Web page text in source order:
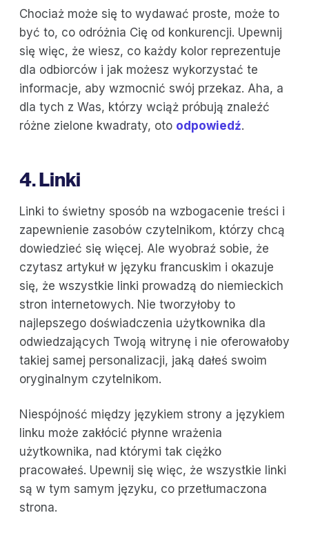
Chociaż może się to wydawać proste, może to
być to, co odróżnia Cię od konkurencji. Upewnij
się więc, że wiesz, co każdy kolor reprezentuje
dla odbiorców i jak możesz wykorzystać te
informacje, aby wzmocnić swój przekaz. Aha, a
dla tych z Was, którzy wciąż próbują znaleźć
różne zielone kwadraty, oto odpowiedź.
4. Linki
Linki to świetny sposób na wzbogacenie treści i
zapewnienie zasobów czytelnikom, którzy chcą
dowiedzieć się więcej. Ale wyobraź sobie, że
czytasz artykuł w języku francuskim i okazuje
się, że wszystkie linki prowadzą do niemieckich
stron internetowych. Nie tworzyłoby to
najlepszego doświadczenia użytkownika dla
odwiedzających Twoją witrynę i nie oferowałoby
takiej samej personalizacji, jaką dałeś swoim
oryginalnym czytelnikom.
Niespójność między językiem strony a językiem
linku może zakłócić płynne wrażenia
użytkownika, nad którymi tak ciężko
pracowałeś. Upewnij się więc, że wszystkie linki
są w tym samym języku, co przetłumaczona
strona.